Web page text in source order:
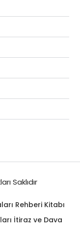
Saklıdır
Rehberi Kitabı
İtiraz ve Dava